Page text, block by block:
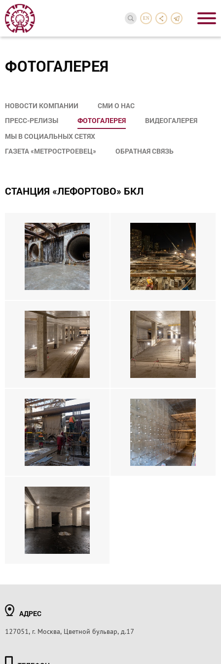
EN
ФОТОГАЛЕРЕЯ
НОВОСТИ КОМПАНИИ
СМИ О НАС
ПРЕСС-РЕЛИЗЫ
ФОТОГАЛЕРЕЯ
ВИДЕОГАЛЕРЕЯ
МЫ В СОЦИАЛЬНЫХ СЕТЯХ
ГАЗЕТА «МЕТРОСТРОЕВЕЦ»
ОБРАТНАЯ СВЯЗЬ
CТАНЦИЯ «ЛЕФОРТОВО» БКЛ
АДРЕС
127051, г. Москва, Цветной бульвар, д.17